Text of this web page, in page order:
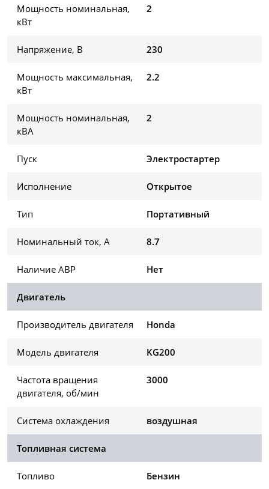
Мощность номинальная,
кВт
2
Напряжение, В 230
Мощность максимальная,
кВт
2.2
Мощность номинальная,
кВА
2
Пуск Электростартер
Исполнение Открытое
Тип Портативный
Номинальный ток, А 8.7
Наличие АВР Нет
Двигатель
Производитель двигателя Honda
Модель двигателя KG200
Частота вращения
двигателя, об/мин
3000
Система охлаждения воздушная
Топливная система
Топливо Бензин